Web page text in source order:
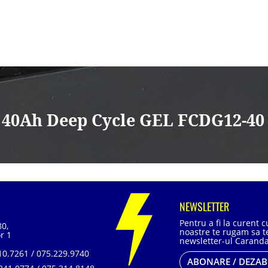
Deep Cycle GEL FCDG12-40
1
/ 075.229.9740
NEWSLETTER
Pentru a fi la curent
noastre te rugam sa
newsletter-ul
ABONARE /